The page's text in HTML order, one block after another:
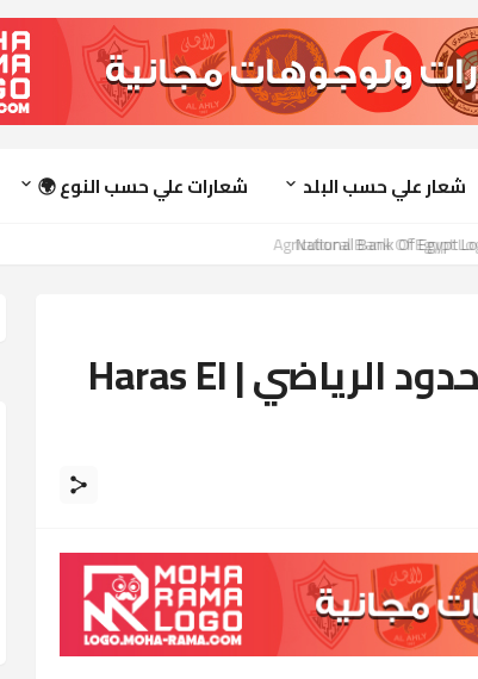
شعار علي حسب البلد شعارات علي حسب النوع 🌍
تحميل شعار نادي حرس الحدود الرياضي | Haras El